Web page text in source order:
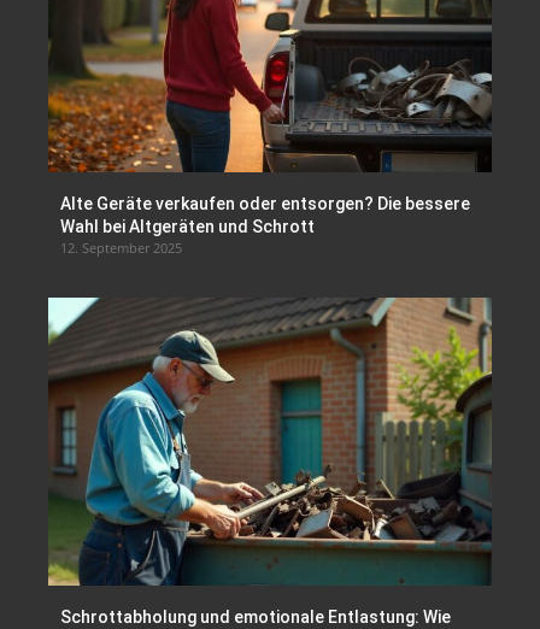
Alte Geräte verkaufen oder entsorgen? Die bessere
Wahl bei Altgeräten und Schrott
12. September 2025
Schrottabholung und emotionale Entlastung: Wie